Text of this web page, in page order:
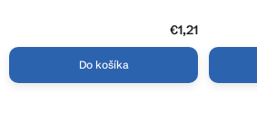
€1,21
Do košíka